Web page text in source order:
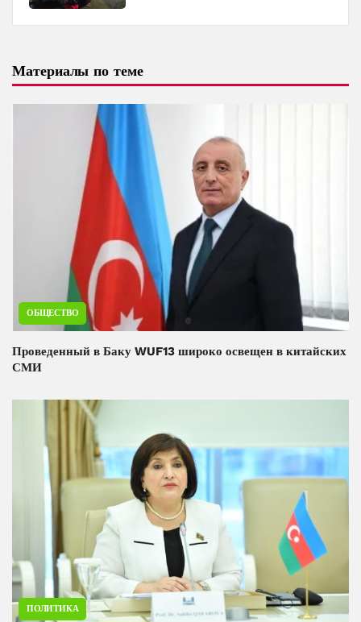
Материалы по теме
ОБЩЕСТВО
Проведенный в Баку WUF13 широко освещен в китайских
СМИ
ПОЛИТИКА